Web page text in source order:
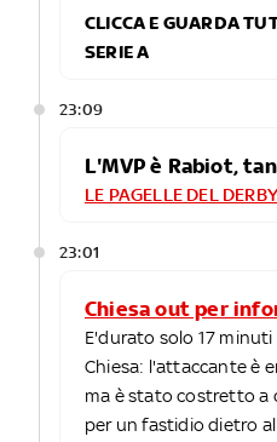
CLICCA E GUARDA
SERIE A
23:09
L'MVP è Rabiot,
LE PAGELLE DEL
23:01
Chiesa out per
E'durato solo 17
Chiesa: l'attaccante è
ma è stato costretto a
per un fastidio dietro